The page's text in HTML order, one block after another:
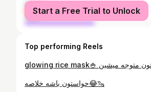
female
male
Start a Free Trial to Unlock
Top performing Reels
حواستون باشه خلاصه😂🦦